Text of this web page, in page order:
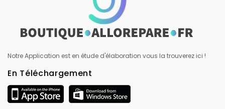
Notre Application est en étude d'élaboration vous la trouverez ici !
En Téléchargement